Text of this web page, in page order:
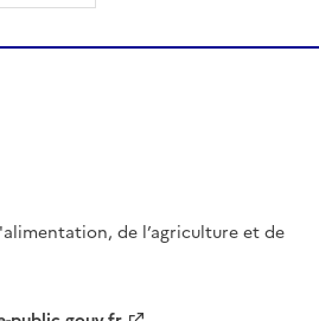
de l’agriculture et de